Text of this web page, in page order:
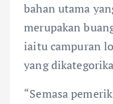
bahan utama
merupakan
iaitu campuran
yang
“Semasa